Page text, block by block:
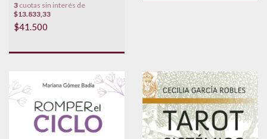
3 cuotas sin interés de
$13.833,33
$41.500